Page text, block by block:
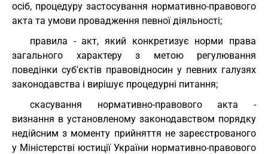
осіб, процедуру застосування нормативно-правового
акта та умови провадження певної діяльності;
правила - акт, який конкретизує норми права
загального характеру з метою регулювання
поведінки суб'єктів правовідносин у певних галузях
законодавства і вирішує процедурні питання;
скасування нормативно-правового акта -
визнання в установленому законодавством порядку
недійсним з моменту прийняття не зареєстрованого
у Міністерстві юстиції України нормативно-правового